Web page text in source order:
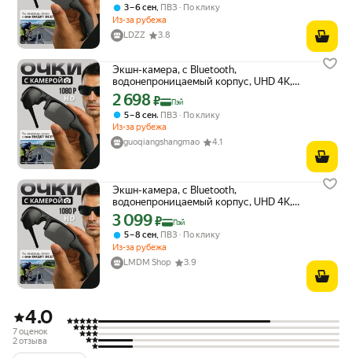
3 – 6 сен ПВЗ
По клику
Из-за рубежа
LDZZ
3.8
Экшн-камера, с Bluetooth,
водонепроницаемый корпус, UHD 4К,
защитная коробка
Цена с картой Яндекс Пэй 2698 ₽ вместо
2 698₽ Пэй
5 – 8 сен, ПВЗ
По клику
Из-за рубежа
guoqiangshangmao
4.1
Экшн-камера, с Bluetooth,
водонепроницаемый корпус, UHD 4К,
защитная коробка
Цена с картой Яндекс Пэй 3099 ₽ вместо
3 099₽ Пэй
5 – 8 сен, ПВЗ
По клику
Из-за рубежа
LMDM Shop
3.9
4.0
7 оценок
2 отзыва